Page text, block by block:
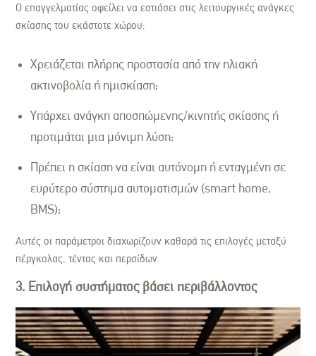
Ο επαγγελματίας οφείλει να εστιάσει στις λειτουργικές ανάγκες
σκίασης του εκάστοτε χώρου:
Χρειάζεται πλήρης προστασία από την ηλιακή
ακτινοβολία ή ημισκίαση;
Υπάρχει ανάγκη αποσπώμενης/κινητής σκίασης ή
προτιμάται μια μόνιμη λύση;
Πρέπει η σκίαση να είναι αυτόνομη ή ενταγμένη σε
ευρύτερο σύστημα αυτοματισμών (smart home,
BMS);
Αυτές οι παράμετροι διαχωρίζουν καθαρά τις επιλογές μεταξύ
πέργκολας, τέντας και περσίδων.
3. Επιλογή συστήματος βάσει περιβάλλοντος